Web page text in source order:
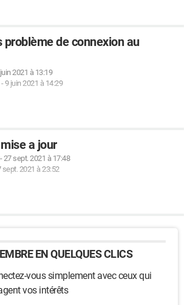
problème de connexion au
2021 à 13:19
-9 juin 2021 à 14:29
a jour
27 sept. 2021 à 17:48
sept. 2021 à 23:52
EN QUELQUES CLICS
vous simplement avec ceux qui
vos intérêts